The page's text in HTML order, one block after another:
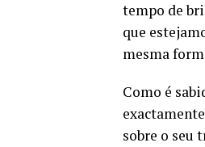
tempo de
que
mesma
Como é
sobre o seu